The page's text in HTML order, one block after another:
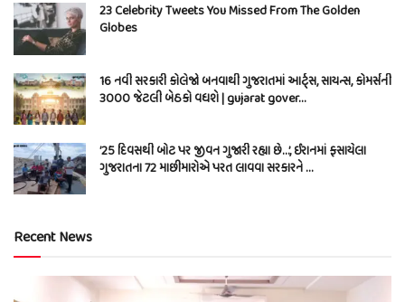
23 Celebrity Tweets You Missed From The Golden
Globes
16 નવી સરકારી કોલેજો બનવાથી ગુજરાતમાં આર્ટ્સ, સાયન્સ, કોમર્સની
3000 જેટલી બેઠકો વધશે | gujarat gover…
’25 દિવસથી બોટ પર જીવન ગુજારી રહ્યા છે…’, ઈરાનમાં ફસાયેલા
ગુજરાતના 72 માછીમારોએ પરત લાવવા સરકારને …
Recent News